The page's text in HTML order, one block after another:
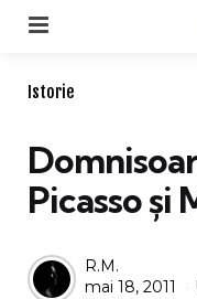
Categories
Istorie
Picasso și
Posted
by
R.M.
mai 18, 2011